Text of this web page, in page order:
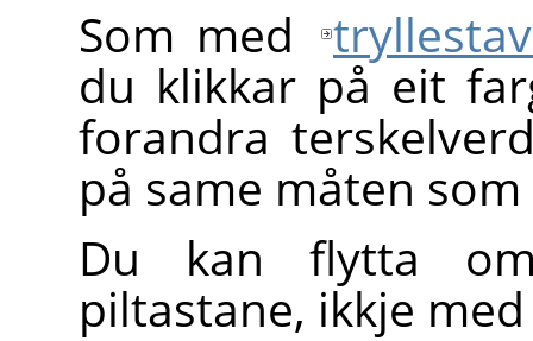
Som med
du klikkar på eit
forandra
på same måten
Du kan flytta
piltastane, ikkje